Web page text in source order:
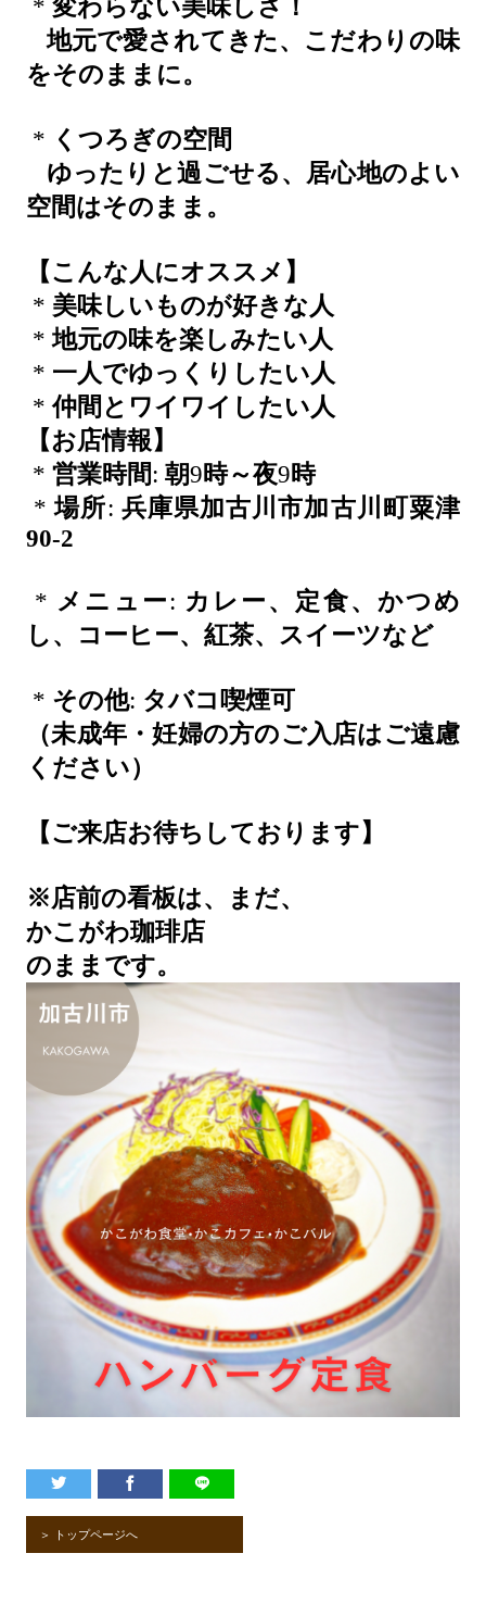
* 変わらない美味しさ！
地元で愛されてきた、こだわりの味
をそのままに。
* くつろぎの空間
ゆったりと過ごせる、居心地のよい
空間はそのまま。
【こんな人にオススメ】
* 美味しいものが好きな人
*地元の味を楽しみたい人
* 一人でゆっくりしたい人
*仲間とワイワイしたい人
【お店情報】
* 営業時間: 朝9 時～夜9 時
*場所: 兵庫県加古川市加古川町粟津
90-2
* メニュー: カレー、定食、かつめ
し、コーヒー、紅茶、スイーツなど
* その他: タバコ喫煙可
（未成年・妊婦の方のご入店はご遠慮
ください）
【ご来店お待ちしております】
※店前の看板は、まだ、
かこがわ珈琲店
のままです。
＞ トップページへ